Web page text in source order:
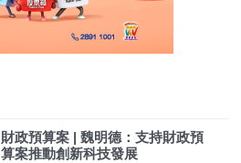
財政預算案 | 魏明德：支持財政預
算案推動創新科技發展